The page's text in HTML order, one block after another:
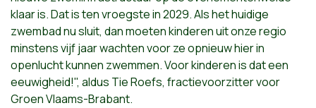
klaar is. Dat is ten vroegste in 2029. Als het huidige
zwembad nu sluit, dan moeten kinderen uit onze regio
minstens vijf jaar wachten voor ze opnieuw hier in
openlucht kunnen zwemmen. Voor kinderen is dat een
eeuwigheid!", aldus Tie Roefs, fractievoorzitter voor
Groen Vlaams-Brabant.